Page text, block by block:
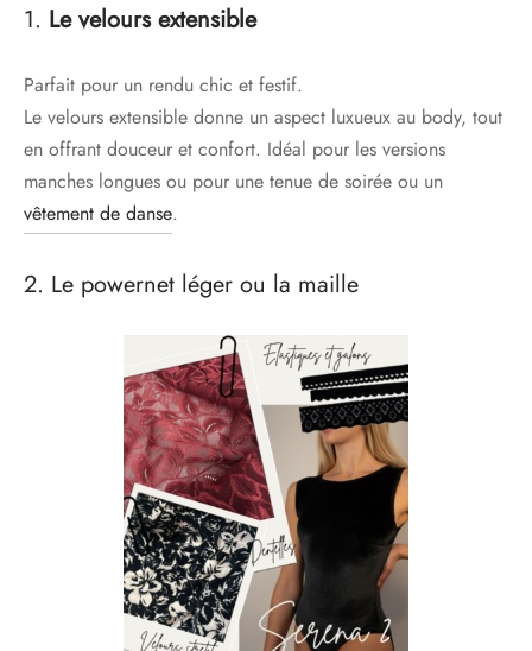
1. Le velours extensible
Parfait pour un rendu chic et festif.
Le velours extensible donne un aspect luxueux au body, tout
en offrant douceur et confort. Idéal pour les versions
manches longues ou pour une tenue de soirée ou un
vêtement de danse.
2. Le powernet léger ou la maille